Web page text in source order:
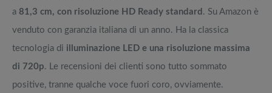
a 81,3 cm, con risoluzione HD Ready standard . Su Amazon è
venduto con garanzia italiana di un anno. Ha la classica
tecnologia di illuminazione LED e una risoluzione massima
di 720p. Le recensioni dei clienti sono tutto sommato
positive, tranne qualche voce fuori coro, ovviamente.